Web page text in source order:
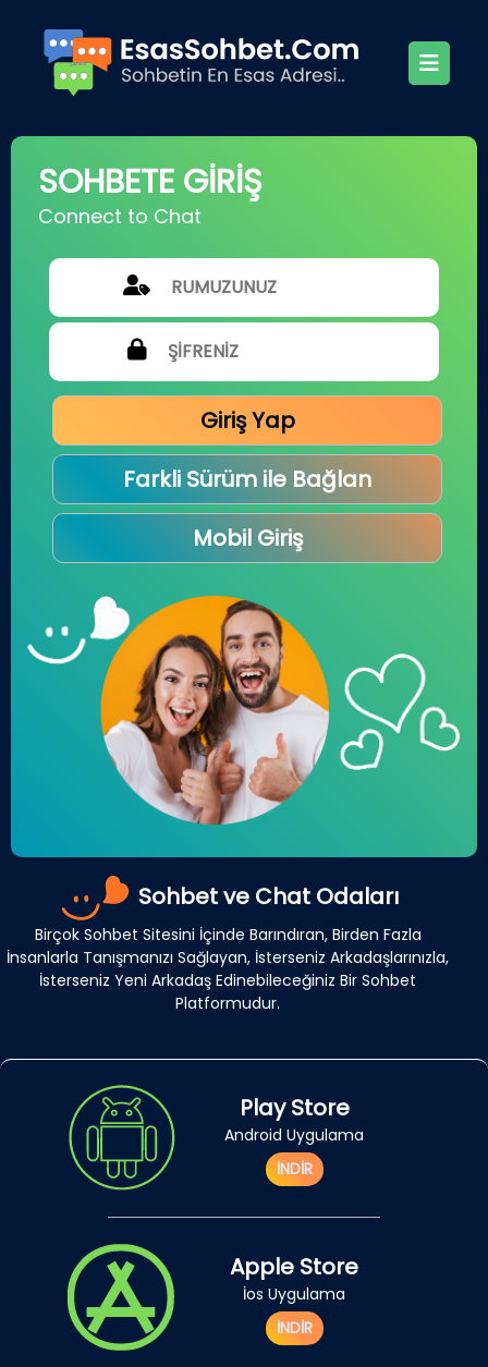
SOHBETE GİRİŞ
Connect to Chat
Giriş Yap
Farkli Sürüm ile Bağlan
Mobil Giriş
Sohbet ve Chat Odaları
Birçok Sohbet Sitesini İçinde Barındıran, Birden Fazla
İnsanlarla Tanışmanızı Sağlayan, İsterseniz Arkadaşlarınızla,
İsterseniz Yeni Arkadaş Edinebileceğiniz Bir Sohbet
Platformudur.
Play Store
Android Uygulama
İNDİR
Apple Store
İos Uygulama
İNDİR